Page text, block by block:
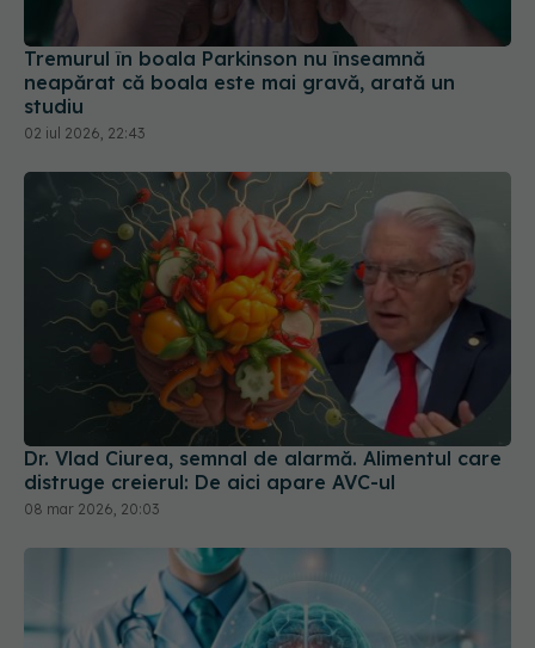
Tremurul în boala Parkinson nu înseamnă
neapărat că boala este mai gravă, arată un
studiu
02 iul 2026, 22:43
Dr. Vlad Ciurea, semnal de alarmă. Alimentul care
distruge creierul: De aici apare AVC-ul
08 mar 2026, 20:03